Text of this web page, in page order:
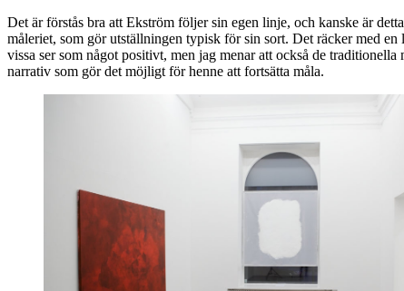
Det är förstås bra att Ekström följer sin egen linje, och kanske är
måleriet, som gör utställningen typisk för sin sort. Det räcker med
vissa ser som något positivt, men jag menar att också de
narrativ som gör det möjligt för henne att fortsätta måla.